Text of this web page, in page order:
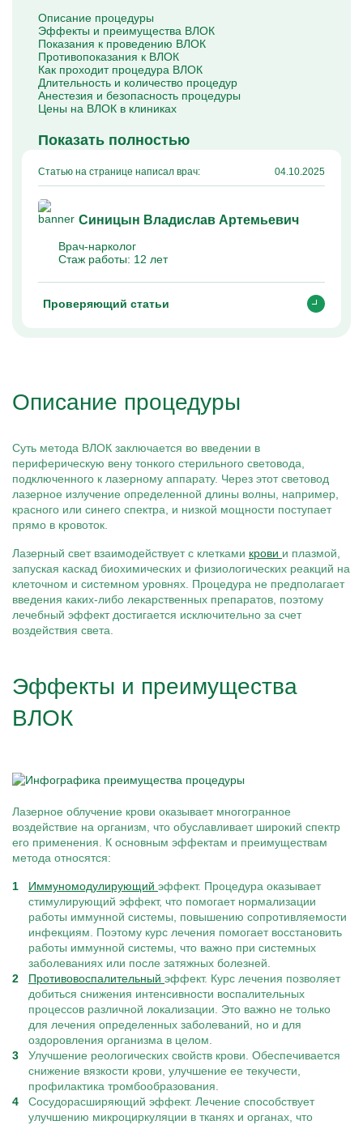
Цераксон капельница
Капельница Церебролизин
Капельница Мильгамма
Капельница Цефтриаксон
Капельница Ципрофлоксацин
Капельница Рингер
Описание процедуры
Эффекты и преимущества ВЛОК
Показания к проведению ВЛОК
Противопоказания к ВЛОК
Как проходит процедура ВЛОК
Длительность и количество процедур
Анестезия и безопасность процедуры
Цены на ВЛОК в клиниках
Показать полностью
Статью на странице написал врач: 04.10.2025
Синицын Владислав Артемьевич
Врач-нарколог
Стаж работы: 12 лет
Проверяющий статьи
Описание процедуры
Суть метода ВЛОК заключается во введении в
периферическую вену тонкого стерильного световода,
подключенного к лазерному аппарату. Через этот световод
лазерное излучение определенной длины волны, например,
красного или синего спектра, и низкой мощности поступает
прямо в кровоток.
Лазерный свет взаимодействует с клетками крови и плазмой,
запуская каскад биохимических и физиологических реакций на
клеточном и системном уровнях. Процедура не предполагает
введения каких-либо лекарственных препаратов, поэтому
лечебный эффект достигается исключительно за счет
воздействия света.
Эффекты и преимущества
ВЛОК
Лазерное облучение крови оказывает многогранное
воздействие на организм, что обуславливает широкий спектр
его применения. К основным эффектам и преимуществам
метода относятся:
Иммуномодулирующий эффект. Процедура оказывает
стимулирующий эффект, что помогает нормализации
работы иммунной системы, повышению сопротивляемости
инфекциям. Поэтому курс лечения помогает восстановить
работы иммунной системы, что важно при системных
заболеваниях или после затяжных болезней.
Противовоспалительный эффект. Курс лечения позволяет
добиться снижения интенсивности воспалительных
процессов различной локализации. Это важно не только
для лечения определенных заболеваний, но и для
оздоровления организма в целом.
Улучшение реологических свойств крови. Обеспечивается
снижение вязкости крови, улучшение ее текучести,
профилактика тромбообразования.
Сосудорасширяющий эффект. Лечение способствует
улучшению микроциркуляции в тканях и органах, что